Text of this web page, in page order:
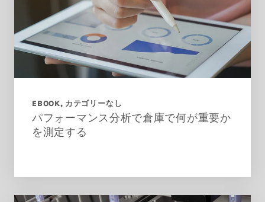
EBOOK カテゴリーなし
パフォーマンス分析で倉庫で何が重要か
を測定する